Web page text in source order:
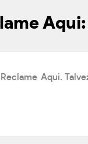
Aqui.